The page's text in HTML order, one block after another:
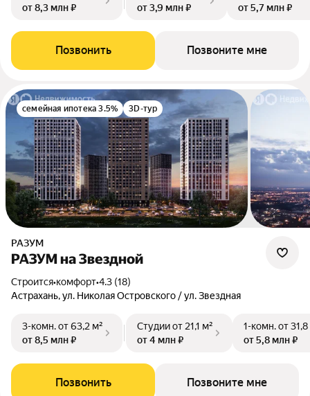
от 8,3 млн ₽
от 3,9 млн ₽
от 5,7 млн ₽
Позвонить Позвоните мне
семейная ипотека 3.5% 3D-тур
РАЗУМ
РАЗУМ на Звездной
Строится•комфорт•4.3 (18)
Астрахань, ул. Николая Островского / ул. Звездная
3-комн.от 63,2 м²
от 8,5 млн ₽
Студииот 21,1 м²
от 4 млн ₽
1-комн.от
от 5,8 млн ₽
Позвонить Позвоните мне